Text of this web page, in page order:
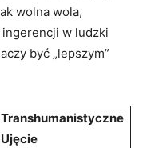
wolna wola,
w ludzki
być „lepszym”
Transhumanistyczne
Ujęcie